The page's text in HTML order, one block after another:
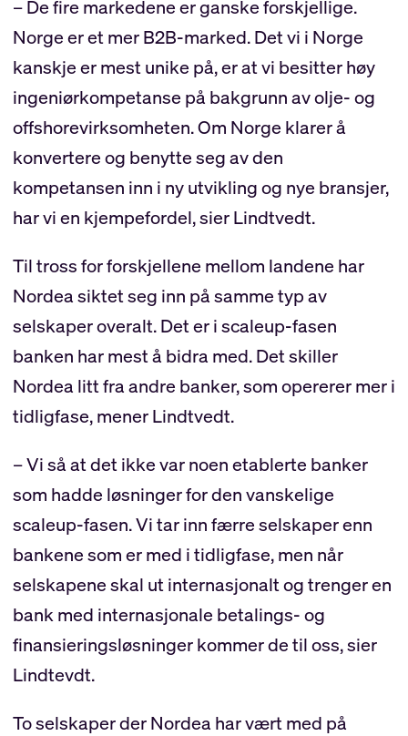
– De fire markedene er ganske forskjellige.
Norge er et mer B2B-marked. Det vi i Norge
kanskje er mest unike på, er at vi besitter høy
ingeniørkompetanse på bakgrunn av olje- og
offshorevirksomheten. Om Norge klarer å
konvertere og benytte seg av den
kompetansen inn i ny utvikling og nye bransjer,
har vi en kjempefordel, sier Lindtvedt.
Til tross for forskjellene mellom landene har
Nordea siktet seg inn på samme typ av
selskaper overalt. Det er i scaleup-fasen
banken har mest å bidra med. Det skiller
Nordea litt fra andre banker, som opererer mer i
tidligfase, mener Lindtvedt.
– Vi så at det ikke var noen etablerte banker
som hadde løsninger for den vanskelige
scaleup-fasen. Vi tar inn færre selskaper enn
bankene som er med i tidligfase, men når
selskapene skal ut internasjonalt og trenger en
bank med internasjonale betalings- og
finansieringsløsninger kommer de til oss, sier
Lindtevdt.
To selskaper der Nordea har vært med på